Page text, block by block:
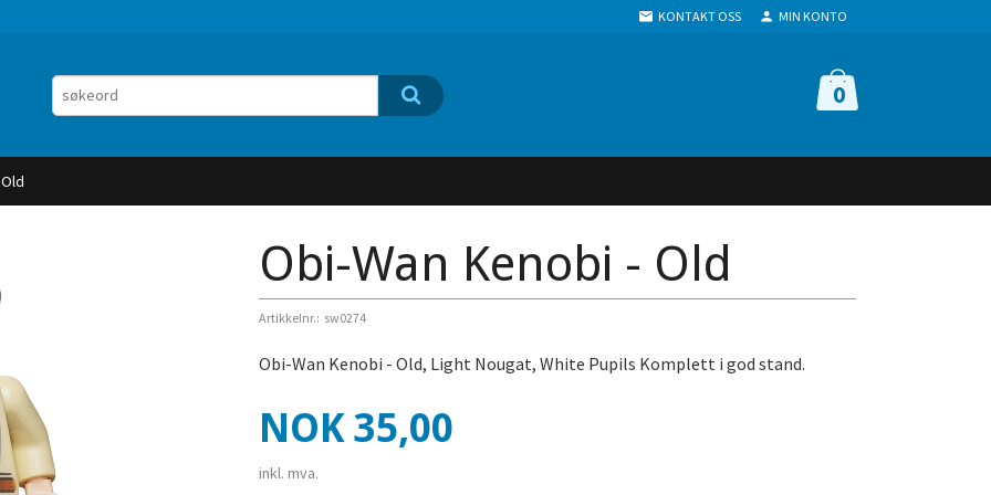
KONTAKT OSS MIN KONTO
0
Obi-Wan Kenobi - Old
Artikkelnr.: sw0274
Obi-Wan Kenobi - Old, Light Nougat, White Pupils Komplett i god stand.
Pris
NOK35,00
inkl. mva.